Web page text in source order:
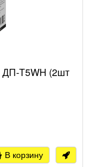
ДП-Т5WH (2шт
В корзину